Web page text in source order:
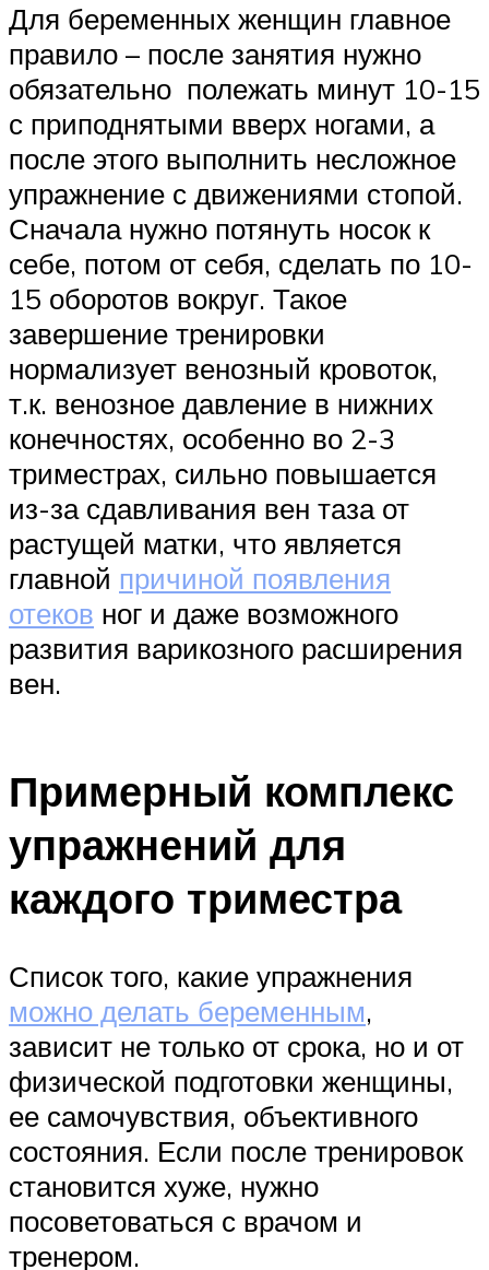
Для беременных женщин главное
правило – после занятия нужно
обязательно полежать минут 10-15
с приподнятыми вверх ногами, а
после этого выполнить несложное
упражнение с движениями стопой.
Сначала нужно потянуть носок к
себе, потом от себя, сделать по 10-
15 оборотов вокруг. Такое
завершение тренировки
нормализует венозный кровоток,
т.к. венозное давление в нижних
конечностях, особенно во 2-3
триместрах, сильно повышается
из-за сдавливания вен таза от
растущей матки, что является
главной причиной появления
отеков ног и даже возможного
развития варикозного расширения
вен.
Примерный комплекс
упражнений для
каждого триместра
Список того, какие упражнения
можно делать беременным,
зависит не только от срока, но и от
физической подготовки женщины,
ее самочувствия, объективного
состояния. Если после тренировок
становится хуже, нужно
посоветоваться с врачом и
тренером.